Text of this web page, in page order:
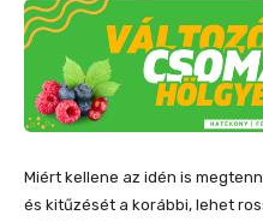
Miért kellene az idén is
és kitűzését a korábbi, lehet